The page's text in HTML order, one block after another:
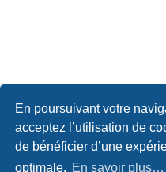
En poursuivant votre
acceptez l’utilisation de
de bénéficier d’une
optimale. En savoir plus…